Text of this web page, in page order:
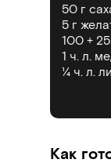
50 г
5 г
100 +
1 ч. л.
¼ ч. л.
Как